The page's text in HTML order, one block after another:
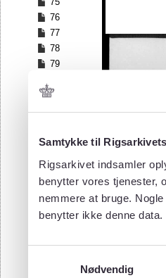
Samtykke til
Rigsarkivet indsamler
benytter vores tjenester,
nemmere at bruge.
benytter ikke denne data.
Nødvendig
76
77
78
79
81
82
84
86
87
88
89